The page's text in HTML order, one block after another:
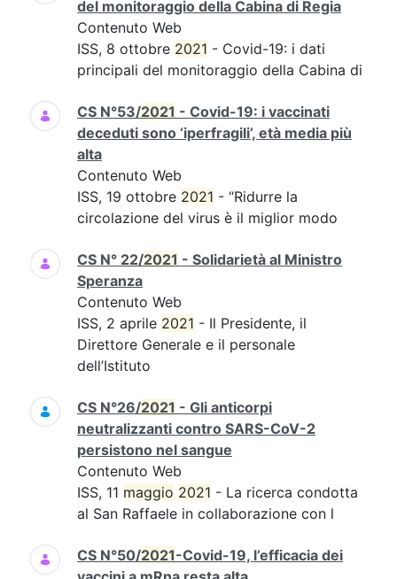
del monitoraggio della Cabina di Regia
Contenuto Web
ISS, 8 ottobre 2021 - Covid-19: i dati
principali del monitoraggio della Cabina di
CS N°53/2021 - Covid-19: i vaccinati
deceduti sono ‘iperfragili’, età media più
alta
Contenuto Web
ISS, 19 ottobre 2021 - “Ridurre la
circolazione del virus è il miglior modo
CS N° 22/2021 - Solidarietà al Ministro
Speranza
Contenuto Web
ISS, 2 aprile 2021 - Il Presidente, il
Direttore Generale e il personale
dell’Istituto
CS N°26/2021 - Gli anticorpi
neutralizzanti contro SARS-CoV-2
persistono nel sangue
Contenuto Web
ISS, 11 maggio 2021 - La ricerca condotta
al San Raffaele in collaborazione con l
CS N°50/2021-Covid-19, l’efficacia dei